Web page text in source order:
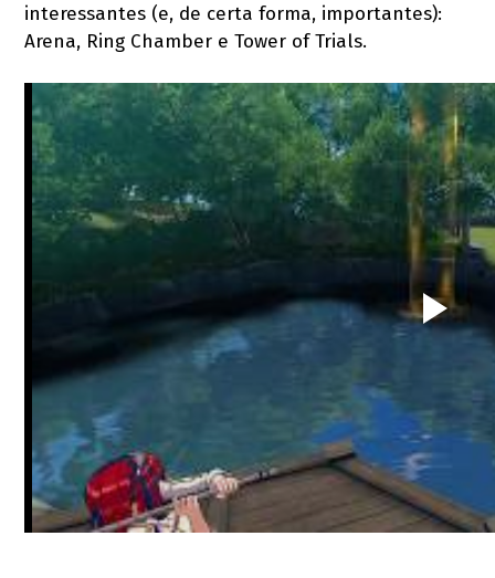
interessantes (e, de certa forma, importantes):
Arena, Ring Chamber e Tower of Trials.